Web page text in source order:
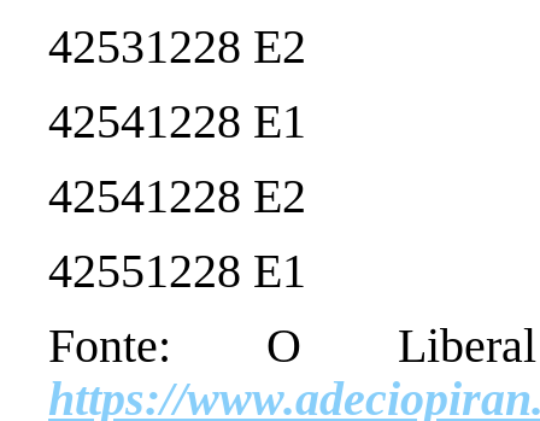
42531228 E2
42541228 E1
42541228 E2
42551228 E1
Fonte: O
https://